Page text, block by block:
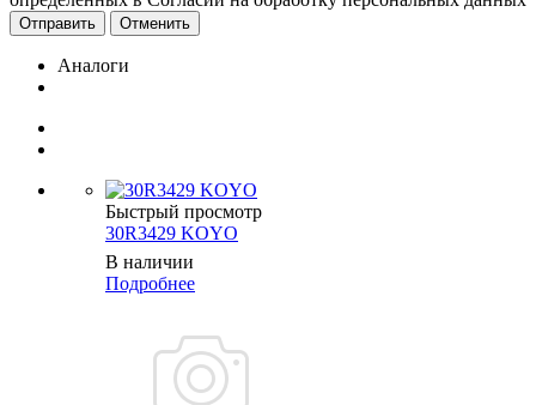
Отменить
Аналоги
Быстрый просмотр
30R3429 KOYO
В наличии
Подробнее